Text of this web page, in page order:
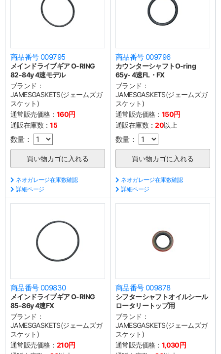
商品番号 009795
メインドライブギア O-RING
82-84y 4速モデル
ブランド：
JAMESGASKETS(ジェームズガ
スケット)
通常販売価格： 160円
通販在庫数：15
数量：
ネオガレージ在庫数確認
詳細ページ
商品番号 009796
カウンターシャフトO-ring
65y- 4速FL・FX
ブランド：
JAMESGASKETS(ジェームズガ
スケット)
通常販売価格： 150円
通販在庫数：20以上
数量：
ネオガレージ在庫数確認
詳細ページ
商品番号 009830
メインドライブギア O-RING
85-86y 4速FX
ブランド：
JAMESGASKETS(ジェームズガ
スケット)
通常販売価格： 210円
商品番号 009878
シフターシャフトオイルシール
ロータリートップ用
ブランド：
JAMESGASKETS(ジェームズガ
スケット)
通常販売価格： 1,030円